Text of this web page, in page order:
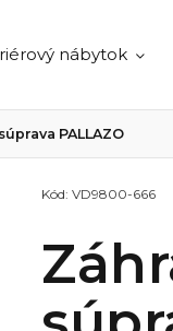
nábytok
PALLAZO
Kód: VD9800-666